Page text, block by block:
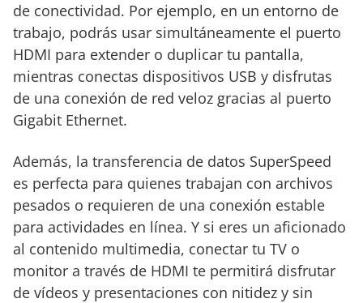
de conectividad. Por ejemplo, en un entorno de
trabajo, podrás usar simultáneamente el puerto
HDMI para extender o duplicar tu pantalla,
mientras conectas dispositivos USB y disfrutas
de una conexión de red veloz gracias al puerto
Gigabit Ethernet.
Además, la transferencia de datos SuperSpeed
es perfecta para quienes trabajan con archivos
pesados o requieren de una conexión estable
para actividades en línea. Y si eres un aficionado
al contenido multimedia, conectar tu TV o
monitor a través de HDMI te permitirá disfrutar
de vídeos y presentaciones con nitidez y sin